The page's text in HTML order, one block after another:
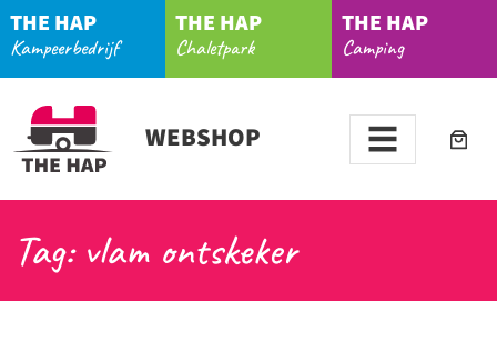
THE HAP
Kampeerbedrijf
THE HAP
Chaletpark
THE HAP
Camping
WEBSHOP
Tag: vlam ontskeker